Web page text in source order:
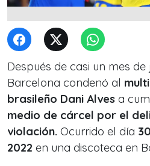
Después de casi un mes
Barcelona condenó al
brasileño Dani Alves a
medio de cárcel por el
violación. Ocurrido el día
2022 en una discoteca en